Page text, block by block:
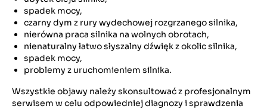
spadek mocy,
czarny dym z rury wydechowej rozgrzanego silnika,
nierówna praca silnika na wolnych obrotach,
nienaturalny łatwo słyszalny dźwięk z okolic silnika,
spadek mocy,
problemy z uruchomieniem silnika.
Wszystkie objawy należy skonsultować z profesjonalnym
serwisem w celu odpowiedniej diagnozy i sprawdzenia